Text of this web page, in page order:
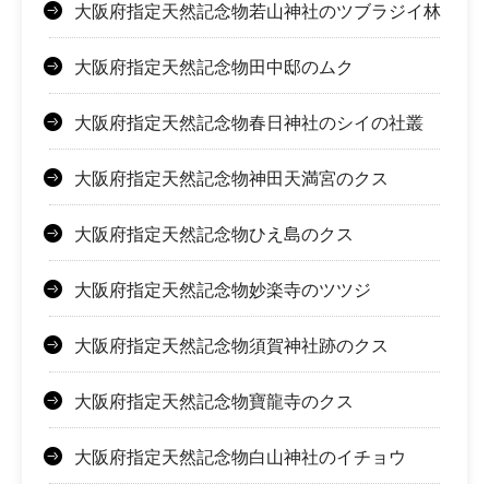
大阪府指定天然記念物若山神社のツブラジイ林
大阪府指定天然記念物田中邸のムク
大阪府指定天然記念物春日神社のシイの社叢
大阪府指定天然記念物神田天満宮のクス
大阪府指定天然記念物ひえ島のクス
大阪府指定天然記念物妙楽寺のツツジ
大阪府指定天然記念物須賀神社跡のクス
大阪府指定天然記念物寶龍寺のクス
大阪府指定天然記念物白山神社のイチョウ